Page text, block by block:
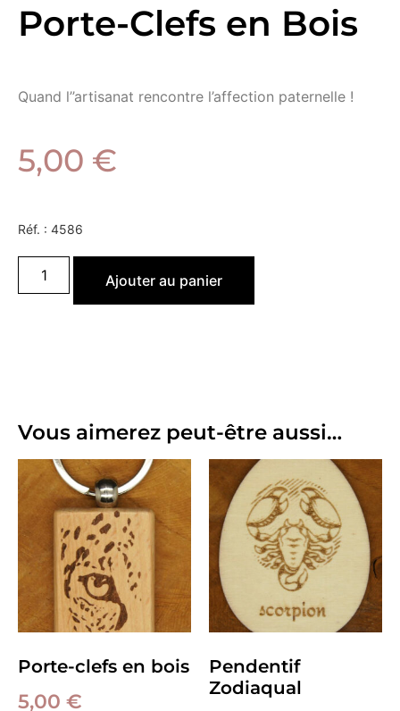
Porte-Clefs en Bois
Quand l’’artisanat rencontre l’affection paternelle !
5,00 €
Réf. : 4586
Ajouter au panier
Vous aimerez peut-être aussi…
Porte-clefs en bois
5,00 €
Pendentif
Zodiaqual